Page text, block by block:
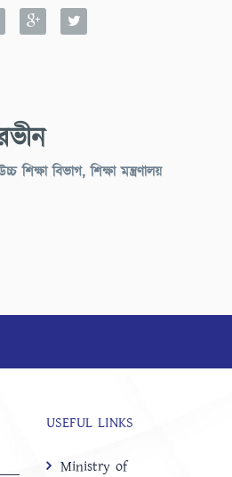
শিক্ষা বিভাগ, শিক্ষা মন্ত্রণালয়
USEFUL LINKS
Ministry of